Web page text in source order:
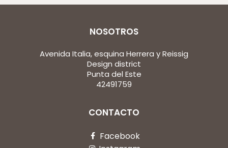
NOSOTROS
Avenida Italia, esquina Herrera y Reissig
Design district
Punta del Este
42491759
CONTACTO
Facebook